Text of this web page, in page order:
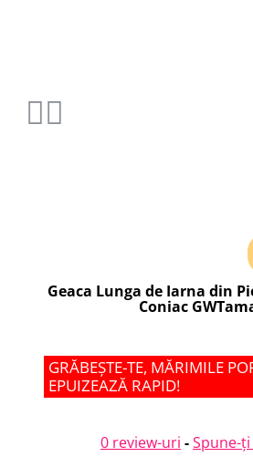
Geaca Lunga de Iarna din
Coniac
GRĂBEȘTE-TE, MĂRIMILE
EPUIZEAZĂ RAPID!
0 review-uri -Spune-